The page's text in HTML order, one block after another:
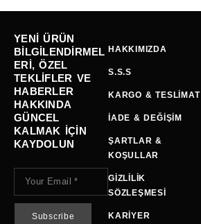
YENI ÜRÜN
BILGILENDIRMEL
ERI, ÖZEL
TEKLIFLER VE
HABERLER
HAKKINDA
GÜNCEL
KALMAK IÇIN
KAYDOLUN
HAKKIMIZDA
S.S.S
KARGO & TESLIMAT
İADE & DEĞIŞIM
ŞARTLAR &
KOŞULLAR
GIZLILIK
SÖZLEŞMESI
KARIYER